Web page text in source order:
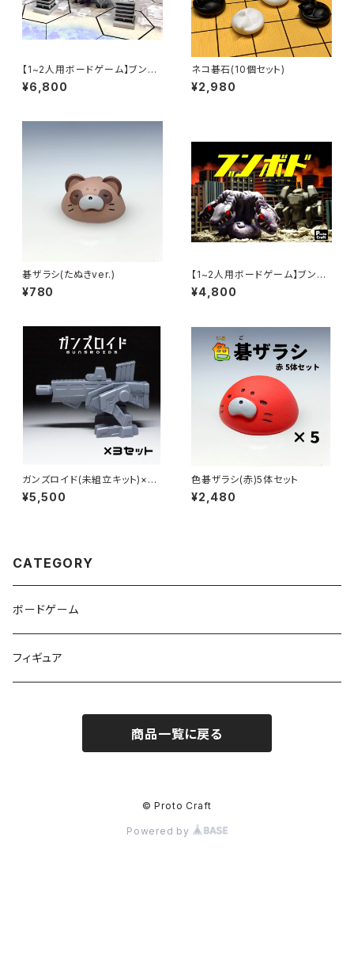
【1~2人用ボードゲーム】ブンボ
ド(アップグレード版)
¥6,800
ネコ碁石(10個セット)
¥2,980
碁ザラシ(たぬきver.)
¥780
【1~2人用ボードゲーム】ブンボ
ド
¥4,800
ガンズロイド(未組立キット)×3
体セット
¥5,500
色碁ザラシ(赤)5体セット
¥2,480
CATEGORY
ボードゲーム
フィギュア
商品一覧に戻る
© Proto Craft
Powered by